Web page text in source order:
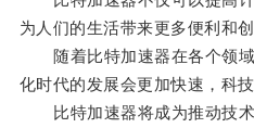
为人们的生活带来更多便利和创
随着比特加速器在各个领域
化时代的发展会更加快速，科
比特加速器将成为推动技术